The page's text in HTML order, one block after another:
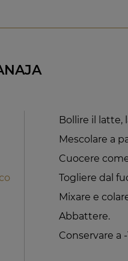
Bollire il latte,
Mescolare a
Cuocere
Togliere dal
Mixare e
Abbattere.
Conservare a -